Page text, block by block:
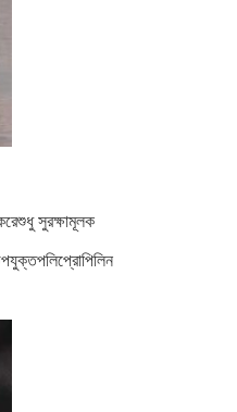
সুরক্ষামূলক